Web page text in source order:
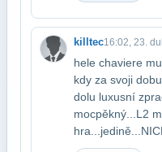
killtec16:02, 23.
hele chaviere
kdy za svoji
dolu luxusní
moc​pěkný...L2